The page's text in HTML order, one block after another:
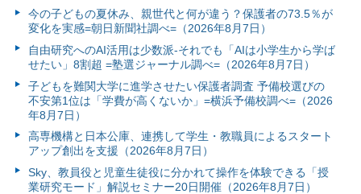
今の子どもの夏休み、親世代と何が違う？保護者の73.5％が
変化を実感=朝日新聞社調べ=（2026年8月7日）
自由研究へのAI活用は少数派-それでも「AIは小学生から学ば
せたい」8割超 =塾選ジャーナル調べ=（2026年8月7日）
子どもを難関大学に進学させたい保護者調査 予備校選びの
不安第1位は「学費が高くないか」=横浜予備校調べ=（2026
年8月7日）
高専機構と日本公庫、連携して学生・教職員によるスタート
アップ創出を支援（2026年8月7日）
Sky、教員役と児童生徒役に分かれて操作を体験できる「授
業研究モード」解説セミナー20日開催（2026年8月7日）